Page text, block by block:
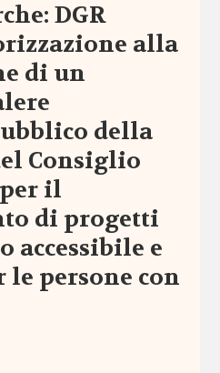
DGR
alla
di un
della
Consiglio
il
di progetti
accessibile e
persone con